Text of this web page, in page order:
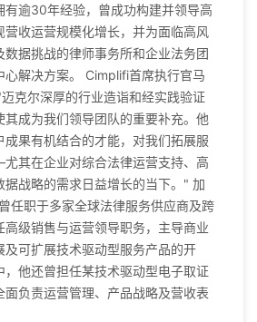
有逾30年经验，曾成功构建并领导高
收运营规模化增长，并为面临高风
数据挑战的律师事务所和企业法务团
心解决方案。 Cimplifi首席执行官马
克尔深厚的行业造诣和经实践验证
其成为我们领导团队的重要补充。他
成果有机结合的才能，对我们拓展服
其在企业对综合法律运营支持、高
据战略的需求日益增长的当下。" 加
任职于多家全球法律服务供应商及跨
高级销售与运营领导职务，主导商业
及可扩展技术驱动型服务产品的开
，他还曾担任某技术驱动型电子取证
面负责运营管理、产品战略及营收表